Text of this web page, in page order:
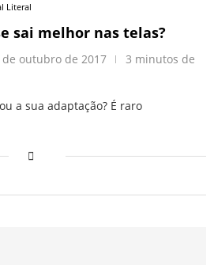
Literal
sai melhor nas telas?
de outubro de 2017
3 minutos de
a sua adaptação? É raro